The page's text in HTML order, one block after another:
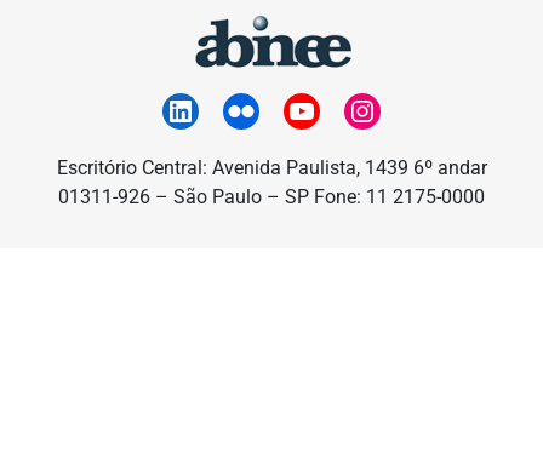
Escritório Central: Avenida Paulista, 1439 6º andar
01311-926 – São Paulo – SP Fone: 11 2175-0000